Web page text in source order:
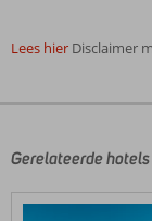
Lees hier Disclaimer
door
klanten
Gerelateerde hotels